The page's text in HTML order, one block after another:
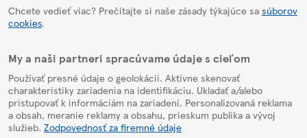
Chcete vedieť viac? Prečítajte si naše zásady týkajúce sa súborov
cookies.
My a naši partneri spracúvame údaje s cieľom
Používať presné údaje o geolokácii. Aktívne skenovať
charakteristiky zariadenia na identifikáciu. Ukladať a/alebo
pristupovať k informáciám na zariadení. Personalizovaná reklama
a obsah, meranie reklamy a obsahu, prieskum publika a vývoj
služieb. Zodpovednosť za firemné údaje